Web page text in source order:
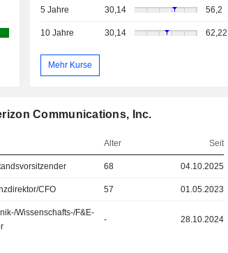
5 Jahre 30,14 56,2
10 Jahre 30,14 62,22
Mehr Kurse
Communications, Inc.
Alter Seit
68 04.10.2025
CFO 57 01.05.2023
Wissenschafts-/F&E-
- 28.10.2024